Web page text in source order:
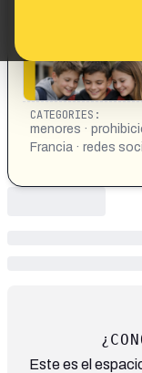
Macron https://
CATEGORIES:
menores ·
Francia · redes
Este es el